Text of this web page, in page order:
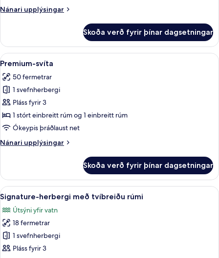
Nánari upplýsingar
Nánari
Skoða verð fyrir þínar dagsetningar
Skoða
allar
myndir
fyrir
Premium-
svíta
Skrifborð, myrkratjöld/-gardínur,
12
Premium-svíta
50 fermetrar
1 svefnherbergi
Pláss fyrir 3
1 stórt einbreitt rúm og 1 einbreitt rúm
Ókeypis þráðlaust net
Nánari upplýsingar
Nánari
svíta
Skoða verð fyrir þínar dagsetningar
Skoða
allar
myndir
fyrir
Signature-
herbergi
Signature-herbergi með tvíbreiðu
1
Signature-herbergi með tvíbreiðu rúmi
Útsýni yfir vatn
18 fermetrar
1 svefnherbergi
Pláss fyrir 3